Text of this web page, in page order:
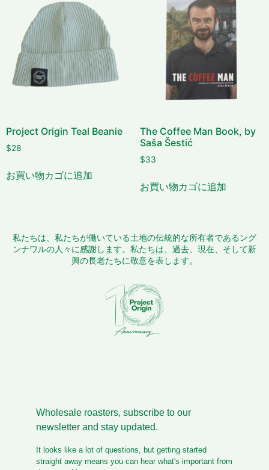
Project Origin Teal Beanie
$28
お買い物カゴに追加
The Coffee Man Book, by
Saša Šestić
$33
お買い物カゴに追加
私たちは、私たちが働いている土地の伝統的な所有者であるング
ンナワルの人々に感謝します。私たちは、過去、現在、そして新
興の長老たちに敬意を表します。